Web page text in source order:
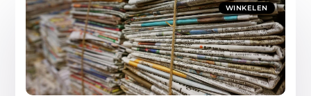
WINKELEN